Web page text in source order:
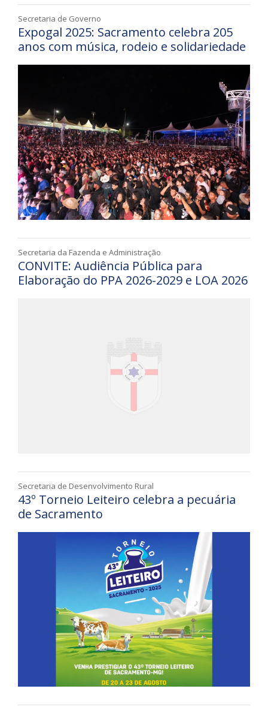
Secretaria de Governo
Expogal 2025: Sacramento celebra 205
anos com música, rodeio e solidariedade
Secretaria da Fazenda e Administração
CONVITE: Audiência Pública para
Elaboração do PPA 2026-2029 e LOA 2026
Secretaria de Desenvolvimento Rural
43º Torneio Leiteiro celebra a pecuária
de Sacramento